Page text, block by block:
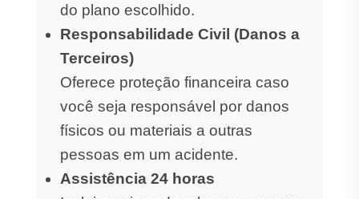
do plano escolhido.
Responsabilidade Civil (Danos a
Terceiros)
Oferece proteção financeira caso
você seja responsável por danos
físicos ou materiais a outras
pessoas em um acidente.
Assistência 24 horas